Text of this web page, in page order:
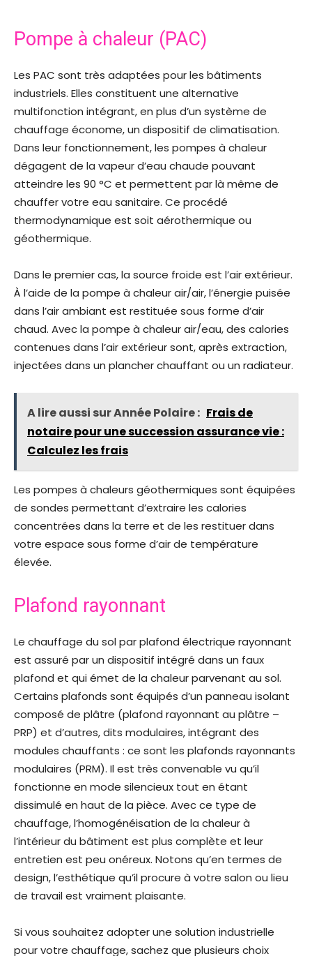
Pompe à chaleur (PAC)
Les PAC sont très adaptées pour les bâtiments
industriels. Elles constituent une alternative
multifonction intégrant, en plus d’un système de
chauffage économe, un dispositif de climatisation.
Dans leur fonctionnement, les pompes à chaleur
dégagent de la vapeur d’eau chaude pouvant
atteindre les 90 °C et permettent par là même de
chauffer votre eau sanitaire. Ce procédé
thermodynamique est soit aérothermique ou
géothermique.
Dans le premier cas, la source froide est l’air extérieur.
À l’aide de la pompe à chaleur air/air, l’énergie puisée
dans l’air ambiant est restituée sous forme d’air
chaud. Avec la pompe à chaleur air/eau, des calories
contenues dans l’air extérieur sont, après extraction,
injectées dans un plancher chauffant ou un radiateur.
A lire aussi sur Année Polaire : Frais de
notaire pour une succession assurance vie :
Calculez les frais
Les pompes à chaleurs géothermiques sont équipées
de sondes permettant d’extraire les calories
concentrées dans la terre et de les restituer dans
votre espace sous forme d’air de température
élevée.
Plafond rayonnant
Le chauffage du sol par plafond électrique rayonnant
est assuré par un dispositif intégré dans un faux
plafond et qui émet de la chaleur parvenant au sol.
Certains plafonds sont équipés d’un panneau isolant
composé de plâtre (plafond rayonnant au plâtre –
PRP) et d’autres, dits modulaires, intégrant des
modules chauffants : ce sont les plafonds rayonnants
modulaires (PRM). Il est très convenable vu qu’il
fonctionne en mode silencieux tout en étant
dissimulé en haut de la pièce. Avec ce type de
chauffage, l’homogénéisation de la chaleur à
l’intérieur du bâtiment est plus complète et leur
entretien est peu onéreux. Notons qu’en termes de
design, l’esthétique qu’il procure à votre salon ou lieu
de travail est vraiment plaisante.
Si vous souhaitez adopter une solution industrielle
pour votre chauffage, sachez que plusieurs choix